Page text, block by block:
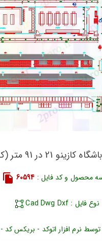
21 در 91 متر (کد60594)
محصول و کد فایل : 60594
نوع فایل : Cad Dwg Dxf
توسط نرم افزار اتوکد - بریکس